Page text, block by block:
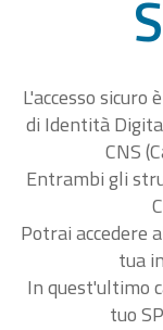
L'accesso sicuro
di Identità
CNS
Entrambi gli
Potrai accedere
tua
In quest'ultimo
tuo